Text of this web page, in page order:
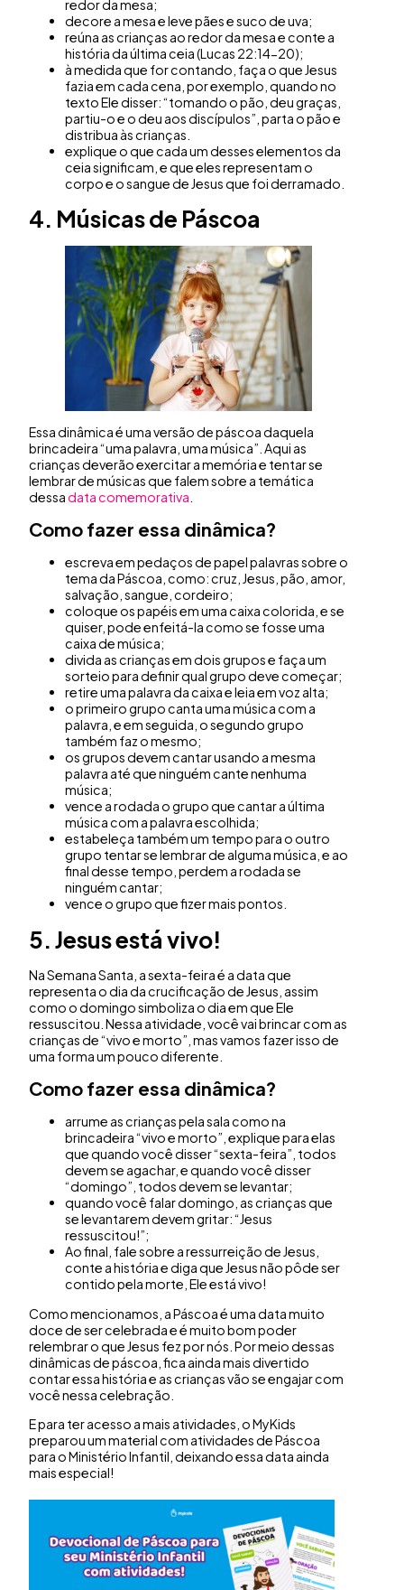
redor da mesa;
decore a mesa e leve pães e suco de uva;
reúna as crianças ao redor da mesa e conte a
história da última ceia (Lucas 22:14-20);
à medida que for contando, faça o que Jesus
fazia em cada cena, por exemplo, quando no
texto Ele disser: “tomando o pão, deu graças,
partiu-o e o deu aos discípulos”, parta o pão e
distribua às crianças.
explique o que cada um desses elementos da
ceia significam, e que eles representam o
corpo e o sangue de Jesus que foi derramado.
4. Músicas de Páscoa
Essa dinâmica é uma versão de páscoa daquela
brincadeira “uma palavra, uma música”. Aqui as
crianças deverão exercitar a memória e tentar se
lembrar de músicas que falem sobre a temática
dessadata comemorativa
Como fazer essa dinâmica?
escreva em pedaços de papel palavras sobre o
tema da Páscoa, como: cruz, Jesus, pão, amor,
salvação, sangue, cordeiro;
coloque os papéis em uma caixa colorida, e se
quiser, pode enfeitá-la como se fosse uma
caixa de música;
divida as crianças em dois grupos e faça um
sorteio para definir qual grupo deve começar;
retire uma palavra da caixa e leia em voz alta;
o primeiro grupo canta uma música com a
palavra, e em seguida, o segundo grupo
também faz o mesmo;
os grupos devem cantar usando a mesma
palavra até que ninguém cante nenhuma
música;
vence a rodada o grupo que cantar a última
música com a palavra escolhida;
estabeleça também um tempo para o outro
grupo tentar se lembrar de alguma música, e ao
final desse tempo, perdem a rodada se
ninguém cantar;
vence o grupo que fizer mais pontos.
5. Jesus está vivo!
Na Semana Santa, a sexta-feira é a data que
representa o dia da crucificação de Jesus, assim
como o domingo simboliza o dia em que Ele
ressuscitou. Nessa atividade, você vai brincar com as
crianças de “vivo e morto”, mas vamos fazer isso de
uma forma um pouco diferente.
Como fazer essa dinâmica?
arrume as crianças pela sala como na
brincadeira “vivo e morto”, explique para elas
que quando você disser “sexta-feira”, todos
devem se agachar, e quando você disser
“domingo”, todos devem se levantar;
quando você falar domingo, as crianças que
se levantarem devem gritar: “Jesus
ressuscitou!”;
Ao final, fale sobre a ressurreição de Jesus,
conte a história e diga que Jesus não pôde ser
contido pela morte, Ele está vivo!
Como mencionamos, a Páscoa é uma data muito
doce de ser celebrada e é muito bom poder
relembrar o que Jesus fez por nós. Por meio dessas
dinâmicas de páscoa, fica ainda mais divertido
contar essa história e as crianças vão se engajar com
você nessa celebração.
E para ter acesso a mais atividades, o MyKids
preparou um material com atividades de Páscoa
para o Ministério Infantil, deixando essa data ainda
mais especial!